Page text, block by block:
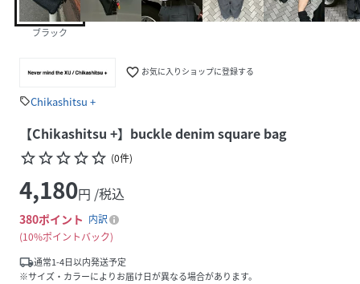
ブラック
favorite_border お気に入りショップに登録する
sellChikashitsu +
【Chikashitsu +】buckle denim square bag
star_borderstar_borderstar_borderstar_borderstar_border (0件)
4,180円 /税込
380ポイント 内訳
10%ポイントバック
local_shipping通常1-4日以内発送予定
※サイズ・カラーによりお届け日が異なる場合があります。